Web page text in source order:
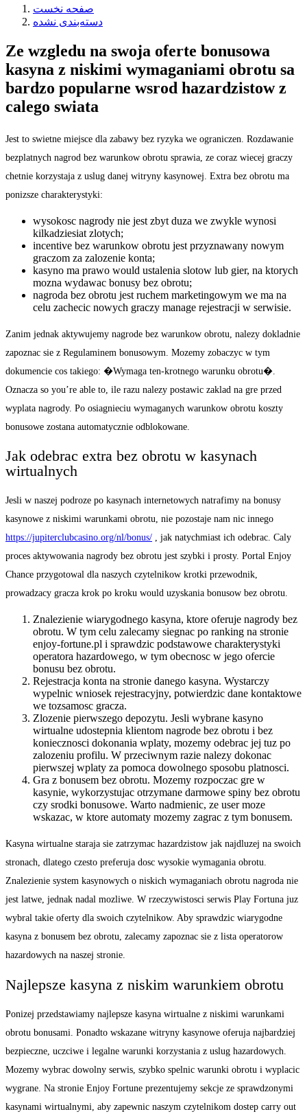
صفحه نخست
دسته‌بندی نشده
Ze wzgledu na swoja oferte bonusowa
kasyna z niskimi wymaganiami obrotu sa
bardzo popularne wsrod hazardzistow z
calego swiata
Jest to swietne miejsce dla zabawy bez ryzyka we ograniczen. Rozdawanie
bezplatnych nagrod bez warunkow obrotu sprawia, ze coraz wiecej graczy
chetnie korzystaja z uslug danej witryny kasynowej. Extra bez obrotu ma
ponizsze charakterystyki:
wysokosc nagrody nie jest zbyt duza we zwykle wynosi
kilkadziesiat zlotych;
incentive bez warunkow obrotu jest przyznawany nowym
graczom za zalozenie konta;
kasyno ma prawo would ustalenia slotow lub gier, na ktorych
mozna wydawac bonusy bez obrotu;
nagroda bez obrotu jest ruchem marketingowym we ma na
celu zachecic nowych graczy manage rejestracji w serwisie.
Zanim jednak aktywujemy nagrode bez warunkow obrotu, nalezy dokladnie
zapoznac sie z Regulaminem bonusowym. Mozemy zobaczyc w tym
dokumencie cos takiego: �Wymaga ten-krotnego warunku obrotu�.
Oznacza so you’re able to, ile razu nalezy postawic zaklad na gre przed
wyplata nagrody. Po osiagnieciu wymaganych warunkow obrotu koszty
bonusowe zostana automatycznie odblokowane.
Jak odebrac extra bez obrotu w kasynach
wirtualnych
Jesli w naszej podroze po kasynach internetowych natrafimy na bonusy
kasynowe z niskimi warunkami obrotu, nie pozostaje nam nic innego
https://jupiterclubcasino.org/nl/bonus/ , jak natychmiast ich odebrac. Caly
proces aktywowania nagrody bez obrotu jest szybki i prosty. Portal Enjoy
Chance przygotowal dla naszych czytelnikow krotki przewodnik,
prowadzacy gracza krok po kroku would uzyskania bonusow bez obrotu.
Znalezienie wiarygodnego kasyna, ktore oferuje nagrody bez
obrotu. W tym celu zalecamy siegnac po ranking na stronie
enjoy-fortune.pl i sprawdzic podstawowe charakterystyki
operatora hazardowego, w tym obecnosc w jego ofercie
bonusu bez obrotu.
Rejestracja konta na stronie danego kasyna. Wystarczy
wypelnic wniosek rejestracyjny, potwierdzic dane kontaktowe
we tozsamosc gracza.
Zlozenie pierwszego depozytu. Jesli wybrane kasyno
wirtualne udostepnia klientom nagrode bez obrotu i bez
koniecznosci dokonania wplaty, mozemy odebrac jej tuz po
zalozeniu profilu. W przeciwnym razie nalezy dokonac
pierwszej wplaty za pomoca dowolnego sposobu platnosci.
Gra z bonusem bez obrotu. Mozemy rozpoczac gre w
kasynie, wykorzystujac otrzymane darmowe spiny bez obrotu
czy srodki bonusowe. Warto nadmienic, ze user moze
wskazac, w ktore automaty mozemy zagrac z tym bonusem.
Kasyna wirtualne staraja sie zatrzymac hazardzistow jak najdluzej na swoich
stronach, dlatego czesto preferuja dosc wysokie wymagania obrotu.
Znalezienie system kasynowych o niskich wymaganiach obrotu nagroda nie
jest latwe, jednak nadal mozliwe. W rzeczywistosci serwis Play Fortuna juz
wybral takie oferty dla swoich czytelnikow. Aby sprawdzic wiarygodne
kasyna z bonusem bez obrotu, zalecamy zapoznac sie z lista operatorow
hazardowych na naszej stronie.
Najlepsze kasyna z niskim warunkiem obrotu
Ponizej przedstawiamy najlepsze kasyna wirtualne z niskimi warunkami
obrotu bonusami. Ponadto wskazane witryny kasynowe oferuja najbardziej
bezpieczne, uczciwe i legalne warunki korzystania z uslug hazardowych.
Mozemy wybrac dowolny serwis, szybko spelnic warunki obrotu i wyplacic
wygrane. Na stronie Enjoy Fortune prezentujemy sekcje ze sprawdzonymi
kasynami wirtualnymi, aby zapewnic naszym czytelnikom dostep carry out